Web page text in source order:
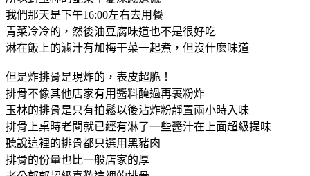
我們那天是下午16:00左右去用餐
青菜冷冷的，然後油豆腐味道也不是很好吃
淋在飯上的滷汁有加梅干菜一起煮，但沒什麼味道
但是炸排骨是現炸的，表皮超脆！
排骨不像其他店家有用醬料醃過再裹粉炸
玉林的排骨是只有拍鬆以後沾炸粉靜置兩小時入味
排骨上桌時老闆就已經有淋了一些醬汁在上面超級提味
聽說這裡的排骨都只選用黑豬肉
排骨的份量也比一般店家的厚